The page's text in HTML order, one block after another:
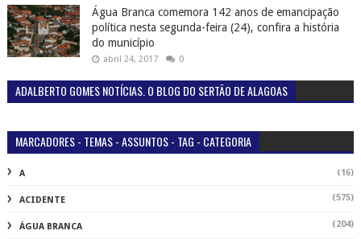
Água Branca comemora 142 anos de emancipação
política nesta segunda-feira (24), confira a história
do município
abril 24, 2017 0
ADALBERTO GOMES NOTÍCIAS. O BLOG DO SERTÃO DE ALAGOAS
MARCADORES - TEMAS - ASSUNTOS - TAG - CATEGORIA
A (16)
ACIDENTE (575)
ÁGUA BRANCA (204)